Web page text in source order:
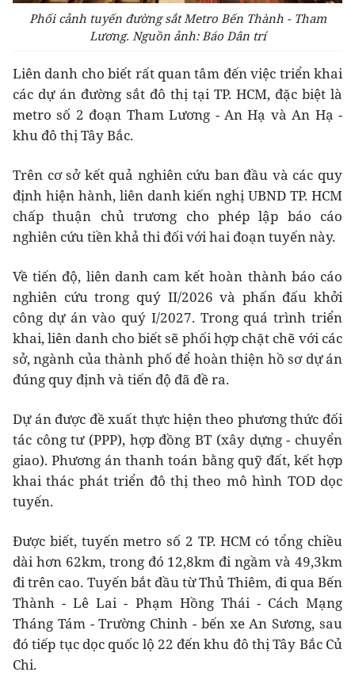
Phối cảnh tuyến đường sắt Metro Bến Thành - Tham
Lương. Nguồn ảnh: Báo Dân trí
Liên danh cho biết rất quan tâm đến việc triển khai
các dự án đường sắt đô thị tại TP. HCM, đặc biệt là
metro số 2 đoạn Tham Lương - An Hạ và An Hạ -
khu đô thị Tây Bắc.
Trên cơ sở kết quả nghiên cứu ban đầu và các quy
định hiện hành, liên danh kiến nghị UBND TP. HCM
chấp thuận chủ trương cho phép lập báo cáo
nghiên cứu tiền khả thi đối với hai đoạn tuyến này.
Về tiến độ, liên danh cam kết hoàn thành báo cáo
nghiên cứu trong quý II/2026 và phấn đấu khởi
công dự án vào quý I/2027. Trong quá trình triển
khai, liên danh cho biết sẽ phối hợp chặt chẽ với các
sở, ngành của thành phố để hoàn thiện hồ sơ dự án
đúng quy định và tiến độ đã đề ra.
Dự án được đề xuất thực hiện theo phương thức đối
tác công tư (PPP), hợp đồng BT (xây dựng - chuyển
giao). Phương án thanh toán bằng quỹ đất, kết hợp
khai thác phát triển đô thị theo mô hình TOD dọc
tuyến.
Được biết, tuyến metro số 2 TP. HCM có tổng chiều
dài hơn 62km, trong đó 12,8km đi ngầm và 49,3km
đi trên cao. Tuyến bắt đầu từ Thủ Thiêm, đi qua Bến
Thành - Lê Lai - Phạm Hồng Thái - Cách Mạng
Tháng Tám - Trường Chinh - bến xe An Sương, sau
đó tiếp tục dọc quốc lộ 22 đến khu đô thị Tây Bắc Củ
Chi.